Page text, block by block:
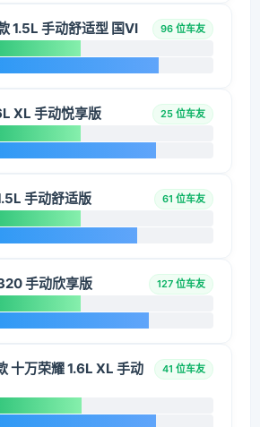
1.5L 手动舒适型 国VI 96 位车友
XL 手动悦享版 25 位车友
手动舒适版 61 位车友
手动欣享版 127 位车友
十万荣耀 1.6L XL 手动
41 位车友